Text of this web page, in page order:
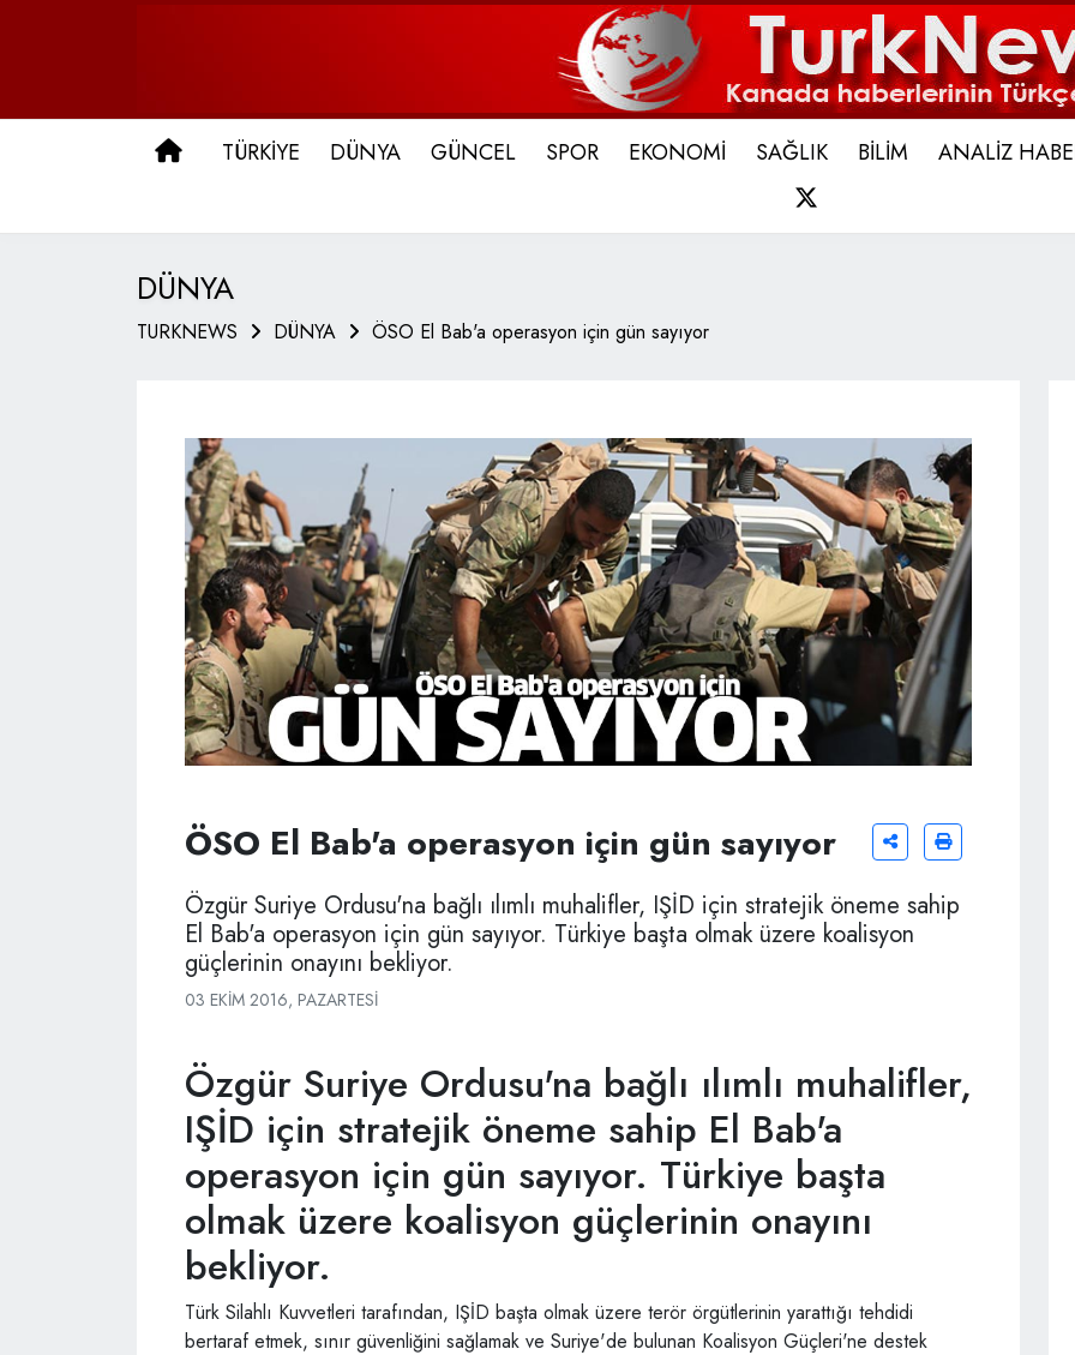
ANA SAYFA
TÜRKİYE DÜNYA GÜNCEL SPOR EKONOMİ SAĞLIK BİLİM ANALİZ
DÜNYA
TURKNEWS DÜNYA ÖSO El Bab'a operasyon için gün sayıyor
ÖSO El Bab'a operasyon için gün sayıyor
Özgür Suriye Ordusu'na bağlı ılımlı muhalifler, IŞİD için stratejik öneme sahip
El Bab'a operasyon için gün sayıyor. Türkiye başta olmak üzere koalisyon
güçlerinin onayını bekliyor.
03 EKIM 2016, PAZARTESI
Özgür Suriye Ordusu'na bağlı ılımlı muhalifler,
IŞİD için stratejik öneme sahip El Bab'a
operasyon için gün sayıyor. Türkiye başta
olmak üzere koalisyon güçlerinin onayını
bekliyor.
Türk Silahlı Kuvvetleri tarafından, IŞİD başta olmak üzere terör örgütlerinin yarattığı tehdidi
bertaraf etmek, sınır güvenliğini sağlamak ve Suriye'de bulunan Koalisyon Güçleri'ne destek